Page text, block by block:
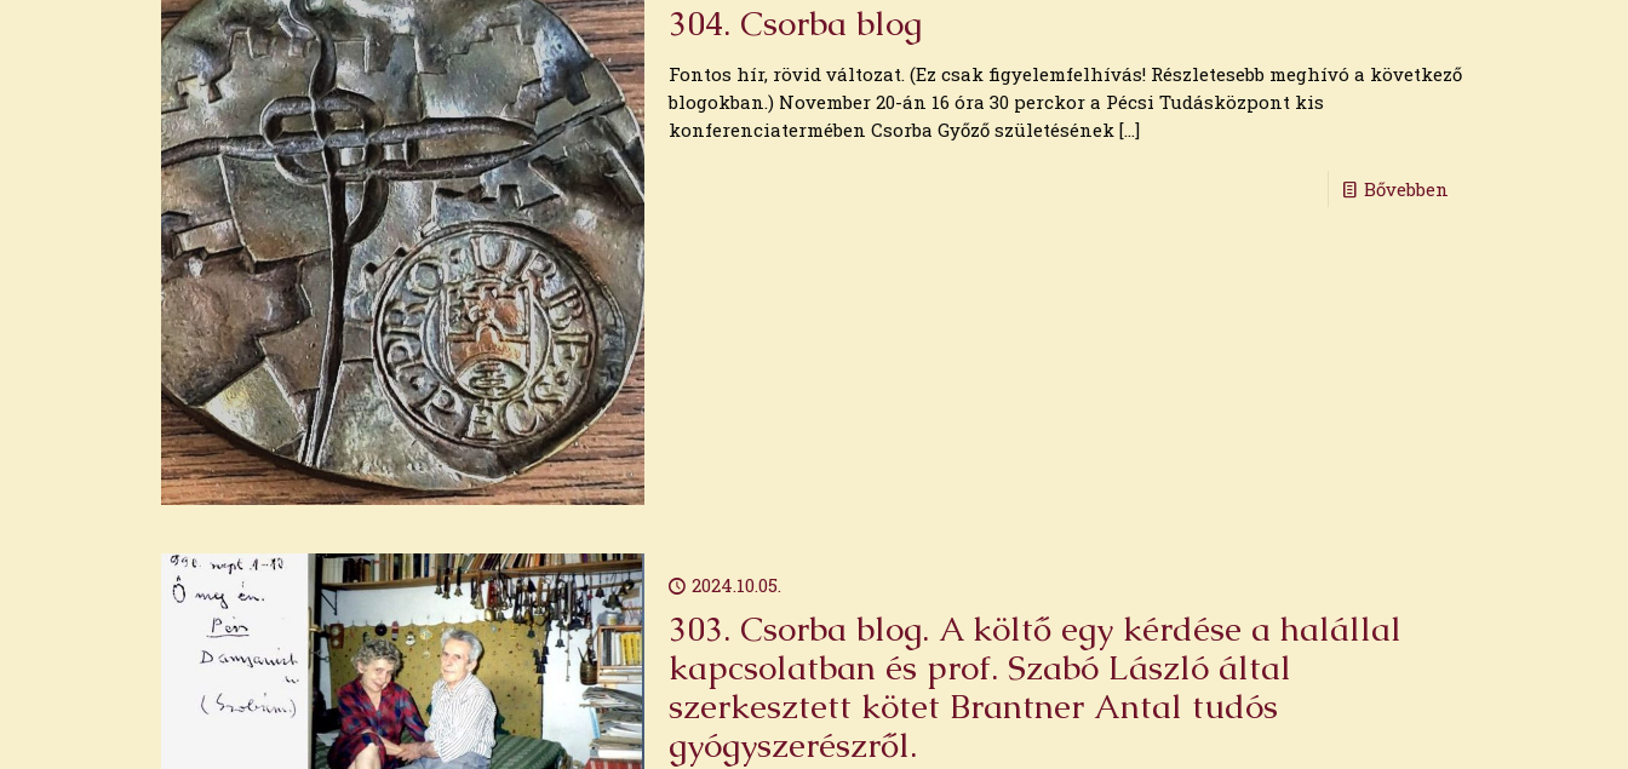
304. Csorba blog
Fontos hír, rövid változat. (Ez csak figyelemfelhívás! Részletesebb meghívó a következő
blogokban.) November 20-án 16 óra 30 perckor a Pécsi Tudásközpont kis
konferenciatermében Csorba Győző születésének[…]
Bővebben
2024.10.05.
303. Csorba blog. A költő egy kérdése a halállal
kapcsolatban és prof. Szabó László által
szerkesztett kötet Brantner Antal tudós
gyógyszerészről.
Archívum
2026. augusztus
2026. július
2026. május